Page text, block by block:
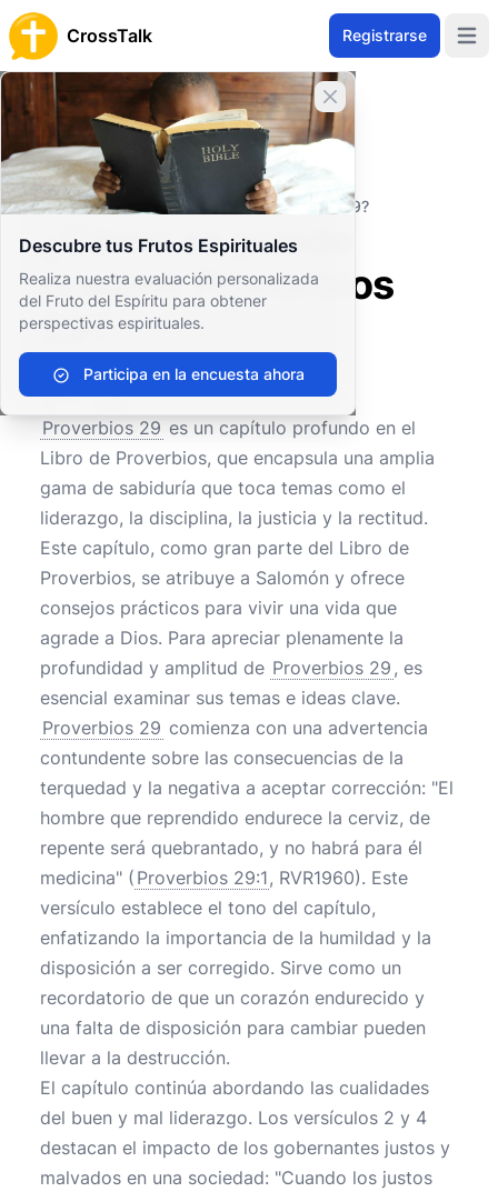
CrossTalk Registrarse
Cerrar banner
Descubre tus Frutos Espirituales
Realiza nuestra evaluación personalizada
del Fruto del Espíritu para obtener
perspectivas espirituales.
Participa en la encuesta ahora
Inicio
Archivo de Preguntas
Antiguo Testamento
Sabiduría y Poesía
¿Cómo se puede resumir Proverbios 29?
¿Cómo se puede
resumir Proverbios
29?
0 0 441
Proverbios 29 es un capítulo profundo en el
Libro de Proverbios, que encapsula una amplia
gama de sabiduría que toca temas como el
liderazgo, la disciplina, la justicia y la rectitud.
Este capítulo, como gran parte del Libro de
Proverbios, se atribuye a Salomón y ofrece
consejos prácticos para vivir una vida que
agrade a Dios. Para apreciar plenamente la
profundidad y amplitud de Proverbios 29 , es
esencial examinar sus temas e ideas clave.
Proverbios 29 comienza con una advertencia
contundente sobre las consecuencias de la
terquedad y la negativa a aceptar corrección: "El
hombre que reprendido endurece la cerviz, de
repente será quebrantado, y no habrá para él
medicina" ( Proverbios 29:1, RVR1960). Este
versículo establece el tono del capítulo,
enfatizando la importancia de la humildad y la
disposición a ser corregido. Sirve como un
recordatorio de que un corazón endurecido y
una falta de disposición para cambiar pueden
llevar a la destrucción.
El capítulo continúa abordando las cualidades
del buen y mal liderazgo. Los versículos 2 y 4
destacan el impacto de los gobernantes justos y
malvados en una sociedad: "Cuando los justos